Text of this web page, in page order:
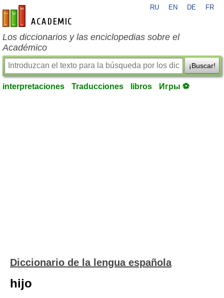
es-academic.com
RU EN DE FR
Los diccionarios y las enciclopedias sobre el
Académico
¡Buscar!
interpretaciones Traducciones libros Игры ⚽
Diccionario de la lengua española
hijo